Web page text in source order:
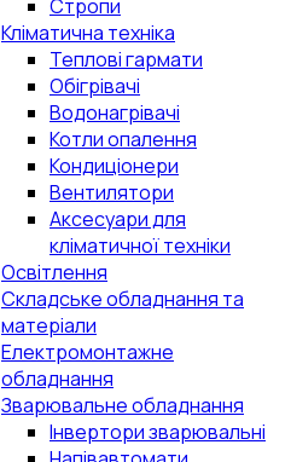
Стропи
Кліматична техніка
Теплові гармати
Обігрівачі
Водонагрівачі
Котли опалення
Кондиціонери
Вентилятори
Аксесуари для
кліматичної техніки
Освітлення
Складське обладнання та
матеріали
Електромонтажне
обладнання
Зварювальне обладнання
Інвертори зварювальні